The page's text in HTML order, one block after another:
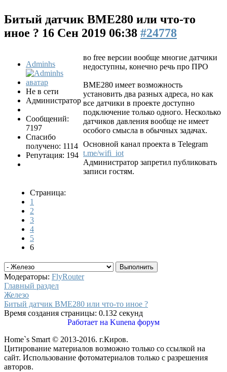
Битый датчик BME280 или что-то
иное ? 16 Сен 2019 06:38 #24778
Adminhs
Не в сети
Администратор
Сообщений:
7197
Спасибо
получено: 1114
Репутация: 194
во free версии вообще многие датчики
недоступны, конечно речь про ПРО
BME280 имеет возможность
установить два разных адреса, но как
все датчики в проекте доступно
подключение только одного. Несколько
датчиков давления вообще не имеет
особого смысла в обычных задачах.
Основной канал проекта в Telegram
t.me/wifi_iot
Администратор запретил публиковать
записи гостям.
Страница:
1
2
3
4
5
6
Модераторы: FlyRouter
Главный раздел
Железо
Битый датчик BME280 или что-то иное ?
Время создания страницы: 0.132 секунд
Работает на Kunena форум
Home`s Smart © 2013-2016. г.Киров.
Цитирование материалов возможно только со ссылкой на
сайт. Использование фотоматериалов только с разрешения
авторов.